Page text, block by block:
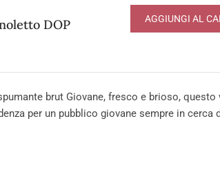
DOP AGGIUNGI AL
brut Giovane, fresco e brioso, questo
per un pubblico giovane sempre in cerca